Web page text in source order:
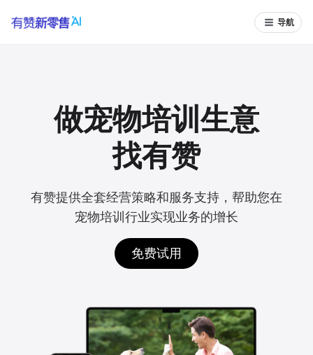
导航
做宠物培训生意
找有赞
有赞提供全套经营策略和服务支持，帮助您在
宠物培训行业实现业务的增长
免费试用